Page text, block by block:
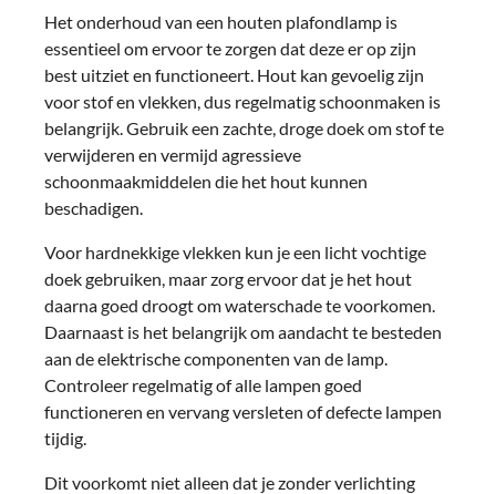
Het onderhoud van een houten plafondlamp is
essentieel om ervoor te zorgen dat deze er op zijn
best uitziet en functioneert. Hout kan gevoelig zijn
voor stof en vlekken, dus regelmatig schoonmaken is
belangrijk. Gebruik een zachte, droge doek om stof te
verwijderen en vermijd agressieve
schoonmaakmiddelen die het hout kunnen
beschadigen.
Voor hardnekkige vlekken kun je een licht vochtige
doek gebruiken, maar zorg ervoor dat je het hout
daarna goed droogt om waterschade te voorkomen.
Daarnaast is het belangrijk om aandacht te besteden
aan de elektrische componenten van de lamp.
Controleer regelmatig of alle lampen goed
functioneren en vervang versleten of defecte lampen
tijdig.
Dit voorkomt niet alleen dat je zonder verlichting